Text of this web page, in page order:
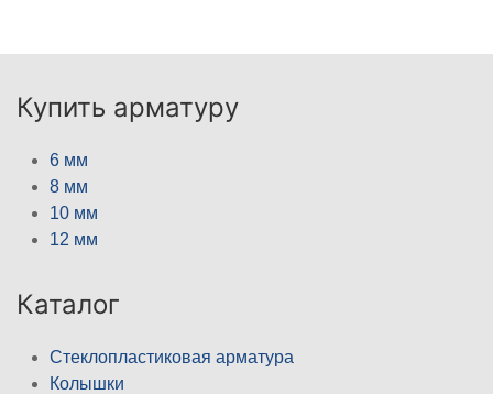
Купить арматуру
6 мм
8 мм
10 мм
12 мм
Каталог
Стеклопластиковая арматура
Колышки